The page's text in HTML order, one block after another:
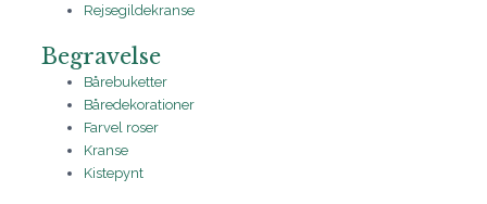
Rejsegildekranse
Begravelse
Bårebuketter
Båredekorationer
Farvel roser
Kranse
Kistepynt